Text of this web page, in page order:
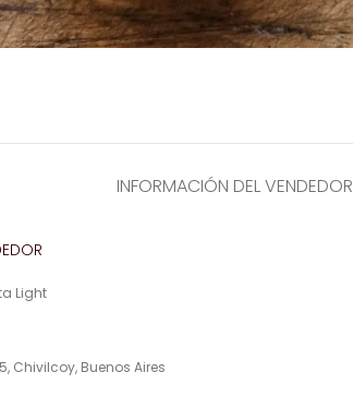
INFORMACIÓN DEL VENDEDOR
Light
Chivilcoy, Buenos Aires